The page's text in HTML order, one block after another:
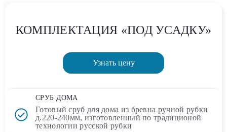
КОМПЛЕКТАЦИЯ «ПОД УСАДКУ»
Узнать цену
СРУБ ДОМА
Готовый сруб для дома из бревна ручной рубки
д.220-240мм, изготовленный по традиционой
технологии русской рубки